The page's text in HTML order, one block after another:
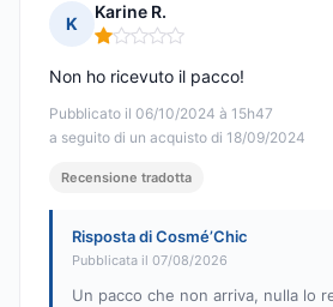
K
Karine R.
Nota: 1 su 5
Pubblicato il 06/10/2024 à 15h47
a seguito di un acquisto di 18/09/2024
Non ho ricevuto il pacco!
Recensione tradotta
Risposta di Cosmé’Chic
Pubblicata il 07/08/2026
Un pacco che non arriva, nulla lo